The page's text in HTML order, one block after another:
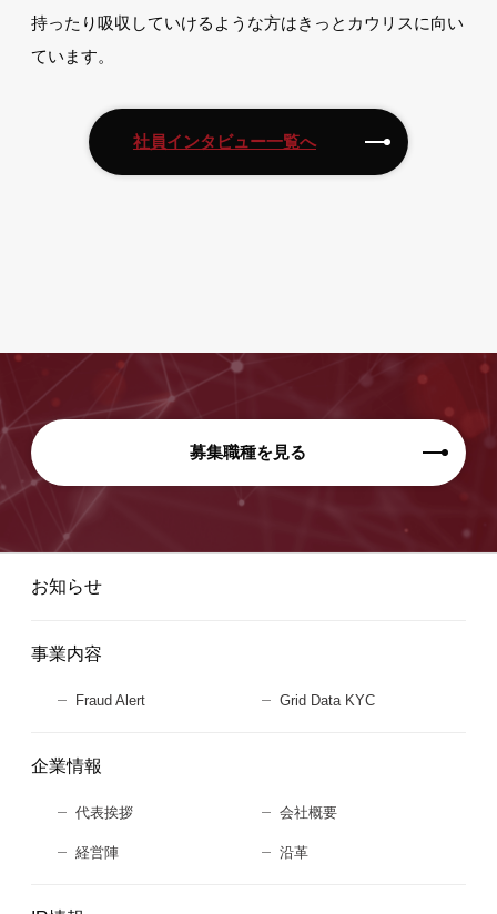
持ったり吸収していけるような方はきっとカウリスに向い
ています。
社員インタビュー一覧へ
募集職種を見る
お知らせ
事業内容
Fraud Alert Grid Data KYC
企業情報
代表挨拶 会社概要
経営陣 沿革